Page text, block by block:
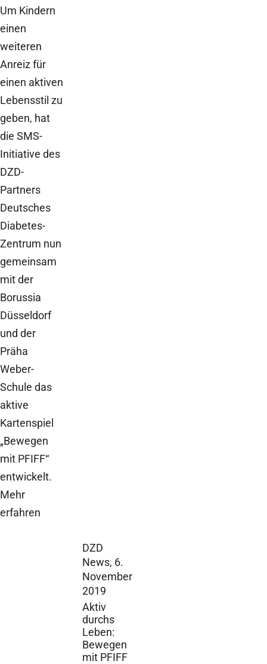
DZD
News, 6.
November
2019
Aktiv
durchs
Leben:
Bewegen
mit PFIFF
Um Kindern
einen
weiteren
Anreiz für
einen aktiven
Lebensstil zu
geben, hat
die SMS-
Initiative des
DZD-
Partners
Deutsches
Diabetes-
Zentrum nun
gemeinsam
mit der
Borussia
Düsseldorf
und der
Präha
Weber-
Schule das
aktive
Kartenspiel
„Bewegen
mit PFIFF“
entwickelt.
Mehr
erfahren